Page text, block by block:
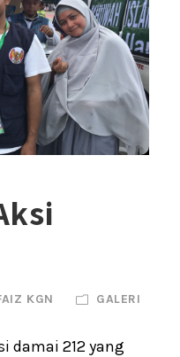
KGN GALERI
damai 212 yang